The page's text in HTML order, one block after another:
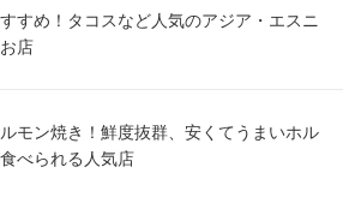
すめ！タコスなど人気のアジア・エスニ
店
モン焼き！鮮度抜群、安くてうまいホル
べられる人気店